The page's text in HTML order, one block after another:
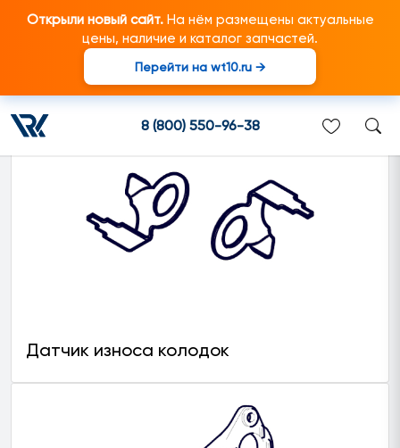
Открыли новый сайт.На нём размещены актуальные
цены, наличие и каталог запчастей.
Перейти на wt10.ru →
8 (800) 550-96-38
Тормозной механизм
Датчик износа колодок